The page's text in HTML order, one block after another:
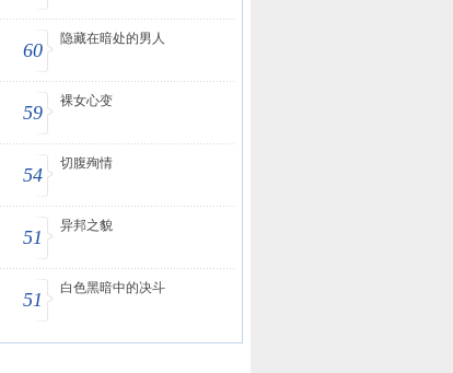
60
隐藏在暗处的男人
59
裸女心变
54
切腹殉情
51
异邦之貌
51
白色黑暗中的决斗